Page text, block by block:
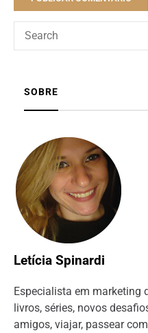
SOBRE
Letícia Spinardi
Especialista em marketing
livros, séries, novos
amigos, viajar, passear